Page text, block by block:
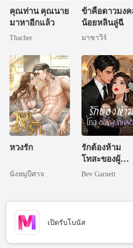
คุณท่าน คุณนาย
มาหาอีกแล้ว
Thacher
ข้าคือดาวมง
น้อยหลินลู่ฉี
มาชาวีร์
หวงรัก
นังหมูปีศาจ
รักต้องห้าม
โทสะของผู้
ปกครอง
Bev Garnett
เปิดรับโบนัส